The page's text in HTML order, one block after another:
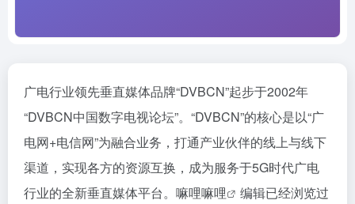
广电行业领先垂直媒体品牌“DVBCN”起步于2002年
“DVBCN中国数字电视论坛”。“DVBCN”的核心是以“广
电网+电信网”为融合业务，打通产业伙伴的线上与线下
渠道，实现各方的资源互换，成为服务于5G时代广电
行业的全新垂直媒体平台。 嘛哩嘛哩
编辑已经浏览过